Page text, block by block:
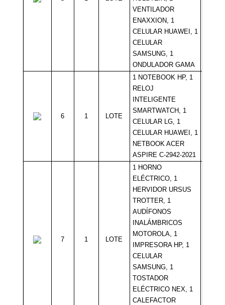
VENTILADOR
ENAXXION, 1
CELULAR HUAWEI, 1
CELULAR
SAMSUNG, 1
ONDULADOR GAMA
6 1 LOTE
1 NOTEBOOK HP, 1
RELOJ
INTELIGENTE
SMARTWATCH, 1
CELULAR LG, 1
CELULAR HUAWEI, 1
NETBOOK ACER
ASPIRE C-2942-2021
7 1 LOTE
1 HORNO
ELÉCTRICO, 1
HERVIDOR URSUS
TROTTER, 1
AUDÍFONOS
INALÁMBRICOS
MOTOROLA, 1
IMPRESORA HP, 1
CELULAR
SAMSUNG, 1
TOSTADOR
ELÉCTRICO NEX, 1
CALEFACTOR